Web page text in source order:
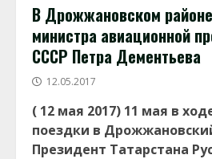
В Дрожжановском
министра авиационной
СССР Петра Дементьева
12.05.2017
( 12 мая 2017) 11 мая в
поездки в
Президент Татарстана